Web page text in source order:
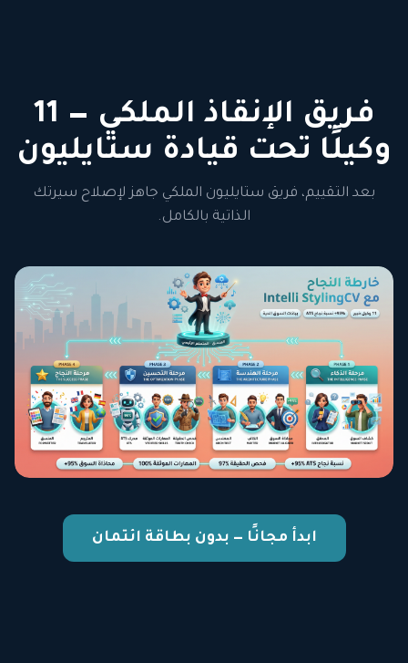
فريق الإنقاذ الملكي — 11
وكيلًا تحت قيادة ستايليون
بعد التقييم، فريق ستايليون الملكي جاهز لإصلاح سيرتك
الذاتية بالكامل.
ابدأ مجانًا — بدون بطاقة ائتمان